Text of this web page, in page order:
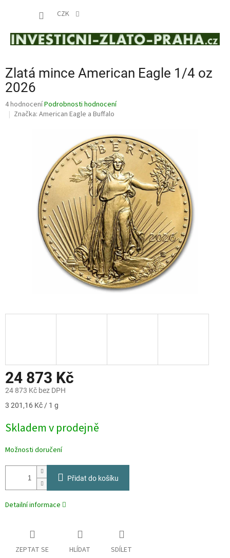
CZK
Zlatá mince American Eagle 1/4 oz
2026
Průměrné
hodnocení
4 hodnoceníPodrobnosti hodnocení
Značka: American Eagle a Buffalo
24 873 Kč
24 873 Kč bez DPH
Měrná
3 201,16 Kč / 1 g
Skladem v prodejně
Možnosti doručení
Přidat do košíku
Detailní informace
ZEPTAT SE HLÍDAT SDÍLET